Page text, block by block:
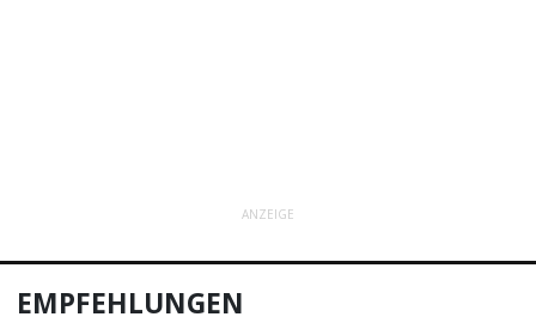
ANZEIGE
EMPFEHLUNGEN